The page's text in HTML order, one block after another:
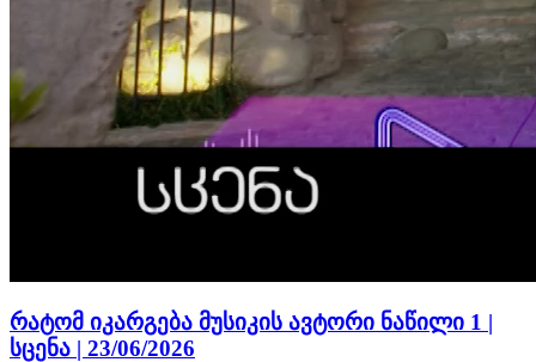
რატომ იკარგება მუსიკის ავტორი ნაწილი 1 |
სცენა | 23/06/2026